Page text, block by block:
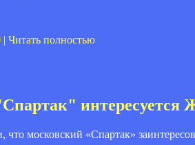
| Читать полностью
интересуется
московский «Спартак»